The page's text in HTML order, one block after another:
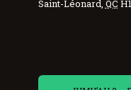
Saint-Léonard QC